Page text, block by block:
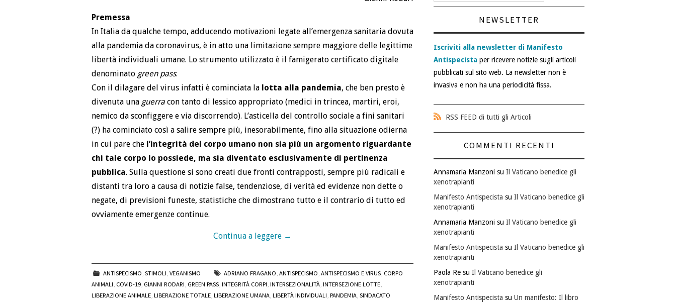
Premessa
In Italia da qualche tempo, adducendo motivazioni legate all’emergenza sanitaria dovuta
alla pandemia da coronavirus, è in atto una limitazione sempre maggiore delle legittime
libertà individuali umane. Lo strumento utilizzato è il famigerato certificato digitale
denominato green pass.
Con il dilagare del virus infatti è cominciata la lotta alla pandemia, che ben presto è
divenuta una guerra con tanto di lessico appropriato (medici in trincea, martiri, eroi,
nemico da sconfiggere e via discorrendo). L’asticella del controllo sociale a fini sanitari
(?) ha cominciato così a salire sempre più, inesorabilmente, fino alla situazione odierna
in cui pare che l’integrità del corpo umano non sia più un argomento riguardante
chi tale corpo lo possiede, ma sia diventato esclusivamente di pertinenza
pubblica. Sulla questione si sono creati due fronti contrapposti, sempre più radicali e
distanti tra loro a causa di notizie false, tendenziose, di verità ed evidenze non dette o
negate, di previsioni funeste, statistiche che dimostrano tutto e il contrario di tutto ed
ovviamente emergenze continue.
Continua a leggere →
ANTISPECISMO,STIMOLI,VEGANISMO ADRIANO FRAGANO,ANTISPECISMO,ANTISPECISMO E VIRUS, CORPO
ANIMALI, COVID-19, GIANNI RODARI, GREEN PASS, INTEGRITÀ CORPI, INTERSEZIONALITÀ, INTERSEZIONE LOTTE,
LIBERAZIONE ANIMALE, LIBERAZIONE TOTALE, LIBERAZIONE UMANA, LIBERTÀ INDIVIDUALI, PANDEMIA, SINDACATO
articoli
NEWSLETTER
Iscriviti alla newsletter di Manifesto
Antispecista per ricevere notizie sugli articoli
pubblicati sul sito web. La newsletter non è
invasiva e non ha una periodicità fissa.
RSS FEED di tutti gli Articoli
COMMENTI RECENTI
Annamaria Manzoni su Il Vaticano benedice gli
xenotrapianti
Manifesto Antispecista su Il Vaticano benedice gli
xenotrapianti
Annamaria Manzoni su Il Vaticano benedice gli
xenotrapianti
Manifesto Antispecista su Il Vaticano benedice gli
xenotrapianti
Paola Re su Il Vaticano benedice gli
xenotrapianti
Manifesto Antispecista su Un manifesto: Il libro